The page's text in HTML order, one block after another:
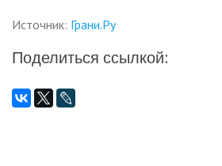
Источник: Грани.Ру
Поделиться ссылкой: